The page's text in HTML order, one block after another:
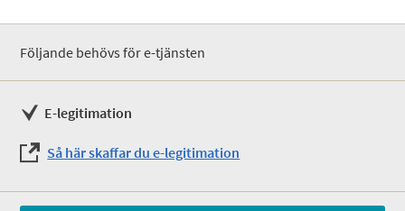
Följande behövs för e-tjänsten
E-legitimation
Så här skaffar du e-legitimation